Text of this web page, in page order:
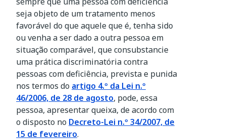
seja objeto de um tratamento menos
favorável do que aquele que é, tenha sido
ou venha a ser dado a outra pessoa em
situação comparável, que consubstancie
uma prática discriminatória contra
pessoas com deficiência, prevista e punida
nos termos do artigo 4.º da Lei n.º
46/2006, de 28 de agosto, pode, essa
pessoa, apresentar queixa, de acordo com
o disposto no Decreto-Lei n.º 34/2007, de
15 de fevereiro.